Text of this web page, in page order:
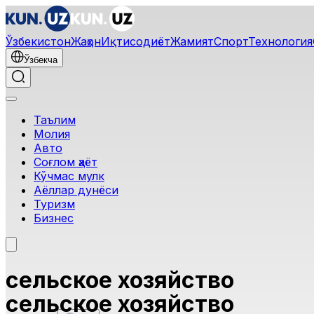
ЎзбекистонЖаҳонИқтисодиётЖамиятСпортТехнология
Ўзбекча
Таълим
Молия
Авто
Соғлом ҳаёт
Кўчмас мулк
Аёллар дунёси
Туризм
Бизнес
сельское хозяйство
сельское хозяйство